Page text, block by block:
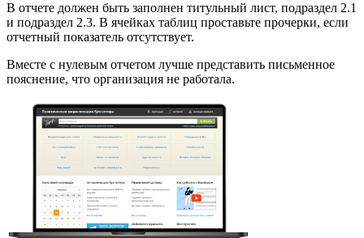
В отчете должен быть заполнен титульный лист, подраздел 2.1
и подраздел 2.3. В ячейках таблиц проставьте прочерки, если
отчетный показатель отсутствует.
Вместе с нулевым отчетом лучше представить письменное
пояснение, что организация не работала.